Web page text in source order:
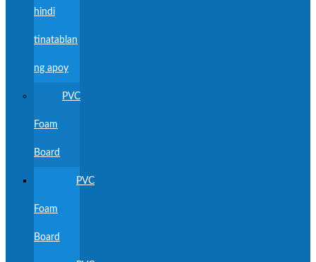
hindi
tinatablan
ng apoy
PVC
Foam
Board
PVC
Foam
Board